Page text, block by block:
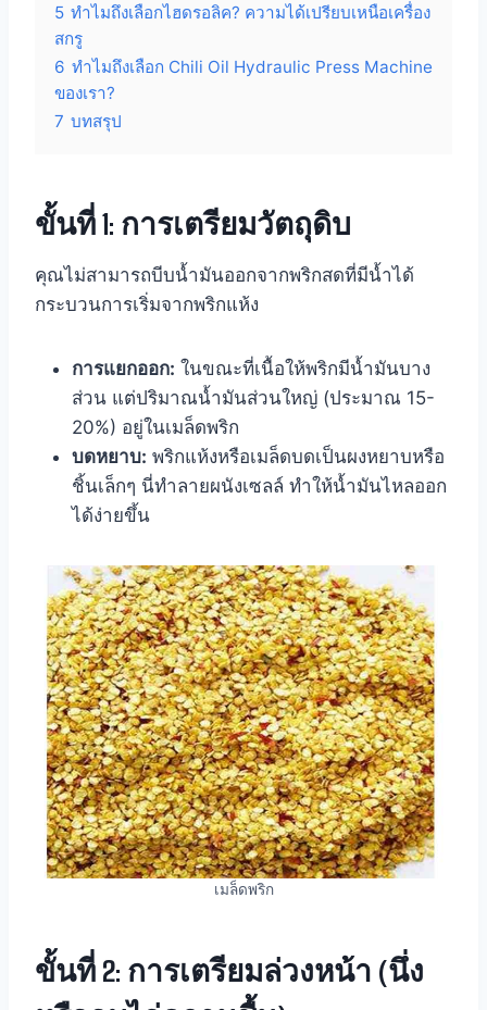
5 ทำไมถึงเลือกไฮดรอลิค? ความได้เปรียบเหนือเครื่อง
สกรู
6 ทำไมถึงเลือก Chili Oil Hydraulic Press Machine
ของเรา?
7 บทสรุป
ขั้นที่ 1: การเตรียมวัตถุดิบ
คุณไม่สามารถบีบน้ำมันออกจากพริกสดที่มีน้ำได้
กระบวนการเริ่มจากพริกแห้ง
การแยกออก: ในขณะที่เนื้อให้พริกมีน้ำมันบาง
ส่วน แต่ปริมาณน้ำมันส่วนใหญ่ (ประมาณ 15-
20%) อยู่ในเมล็ดพริก
บดหยาบ: พริกแห้งหรือเมล็ดบดเป็นผงหยาบหรือ
ชิ้นเล็กๆ นี่ทำลายผนังเซลล์ ทำให้น้ำมันไหลออก
ได้ง่ายขึ้น
เมล็ดพริก
ขั้นที่ 2: การเตรียมล่วงหน้า (นึ่ง